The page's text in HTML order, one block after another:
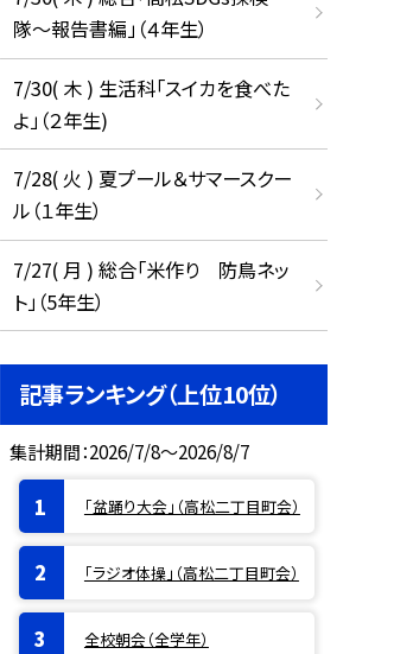
隊〜報告書編」（４年生）
7/30( 木 ) 生活科「スイカを食べた
よ」（２年生)
7/28( 火 ) 夏プール＆サマースクー
ル（１年生）
7/27( 月 ) 総合「米作り 防鳥ネッ
ト」（5年生）
記事ランキング（上位10位）
集計期間：2026/7/8～2026/8/7
「盆踊り大会」（高松二丁目町会）
「ラジオ体操」（高松二丁目町会）
全校朝会（全学年）